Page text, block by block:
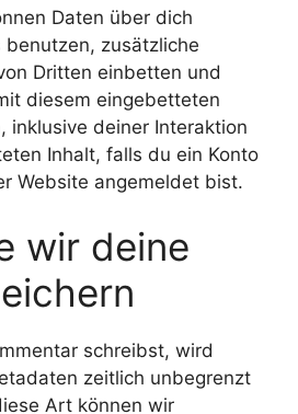
Daten über dich
benutzen, zusätzliche
Dritten einbetten und
diesem eingebetteten
inklusive deiner Interaktion
Inhalt, falls du ein Konto
Website angemeldet bist.
wir deine
schreibst, wird
zeitlich unbegrenzt
Art können wir